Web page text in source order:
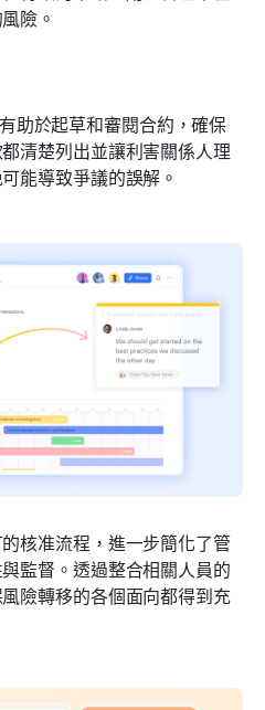
險。
助於起草和審閱合約，確保
清楚列出並讓利害關係人理
能導致爭議的誤解。
核准流程，進一步簡化了管
監督。透過整合相關人員的
險轉移的各個面向都得到充